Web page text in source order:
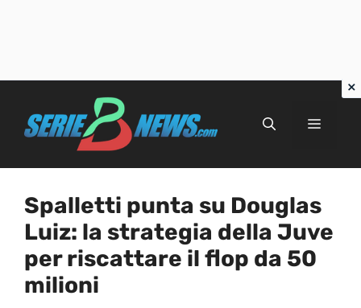
Menu
Spalletti punta su Douglas
Luiz: la strategia della Juve
per riscattare il flop da 50
milioni